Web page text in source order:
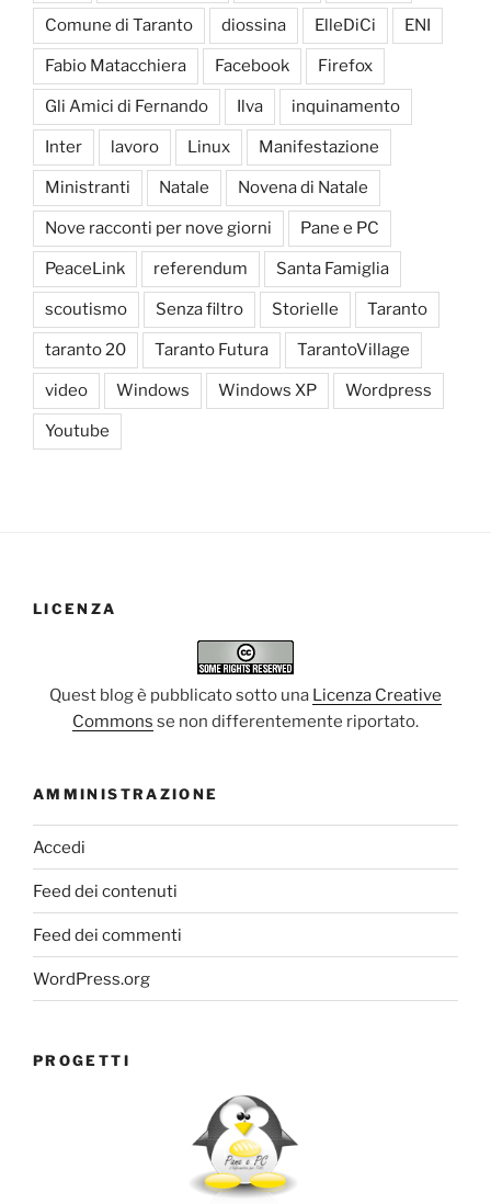
Comune di Taranto diossina ElleDiCi ENI
Fabio Matacchiera Facebook Firefox
Gli Amici di Fernando Ilva inquinamento
Inter lavoro Linux Manifestazione
Ministranti Natale Novena di Natale
Nove racconti per nove giorni Pane e PC
PeaceLink referendum Santa Famiglia
scoutismo Senza filtro Storielle Taranto
taranto 20 Taranto Futura TarantoVillage
video Windows Windows XP Wordpress
Youtube
LICENZA
Quest blog è pubblicato sotto una Licenza Creative
Commons se non differentemente riportato.
AMMINISTRAZIONE
Accedi
Feed dei contenuti
Feed dei commenti
WordPress.org
PROGETTI